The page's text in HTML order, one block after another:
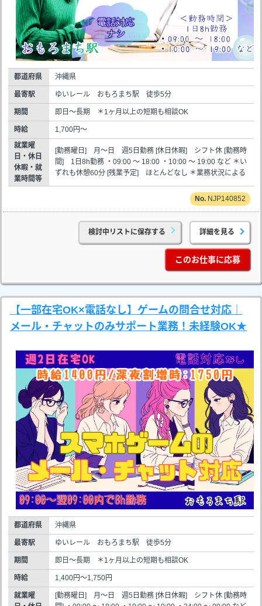
都道府県 沖縄県
最寄駅 ゆいレール おもろまち駅 徒歩5分
期間 即日～長期 ＊1ヶ月以上の短期も相談OK
時給
1,700円～
就業曜
日・休日
休暇・就
業時間等
[勤務曜日] 月～日 週5日勤務 [休日休暇] シフト休 [勤務時
間] 1日8h勤務 ・09:00 ～ 18:00 ・10:00 ～ 19:00 など ＊い
ずれも休憩60分 [残業予定] ほとんどなし ＊業務状況による
NJP140852
検討中リストに保存する 詳細を見る
このお仕事に応募
【一部在宅OK×電話なし】ゲームの問合せ対応｜
メール・チャットのみサポート業務！未経験OK★
都道府県 沖縄県
最寄駅 ゆいレール おもろまち駅 徒歩5分
期間 即日～長期 ＊1ヶ月以上の短期も相談OK
時給 1,400円～1,750円
就業曜
[勤務曜日] 月～日 週5日勤務 [休日休暇] シフト休 [勤務時